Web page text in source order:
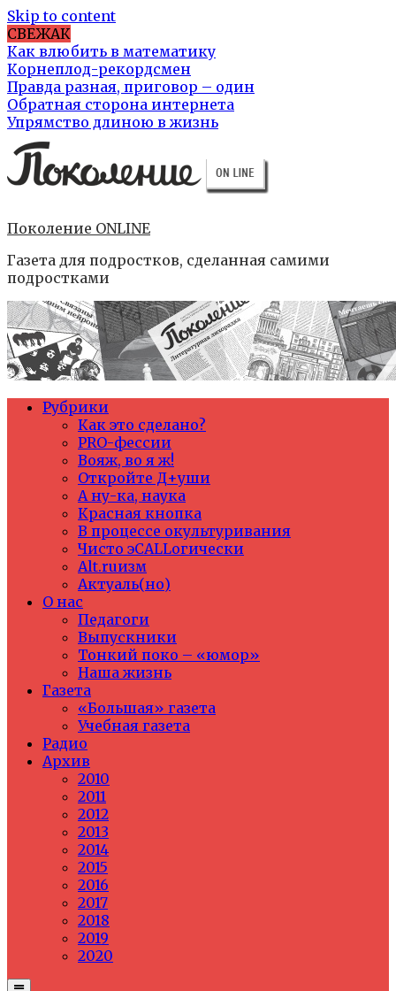
Skip to content
СВЕЖАК
Как влюбить в математику
Корнеплод-рекордсмен
Правда разная, приговор – один
Обратная сторона интернета
Упрямство длиною в жизнь
Поколение ONLINE
Газета для подростков, сделанная самими
подростками
Рубрики
Как это сделано?
PRO-фессии
Вояж, во я ж!
Откройте Д+уши
А ну-ка, наука
Красная кнопка
В процессе окультуривания
Чисто эCALLогически
Alt.ruизм
Актуаль(но)
О нас
Педагоги
Выпускники
Тонкий поко – «юмор»
Наша жизнь
Газета
«Большая» газета
Учебная газета
Радио
Архив
2010
2011
2012
2013
2014
2015
2016
2017
2018
2019
2020